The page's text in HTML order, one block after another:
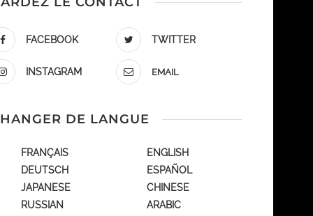
FACEBOOK TWITTER
INSTAGRAM EMAIL
DE LANGUE
FRANÇAIS
ENGLISH
DEUTSCH
ESPAÑOL
JAPANESE
CHINESE
RUSSIAN
ARABIC